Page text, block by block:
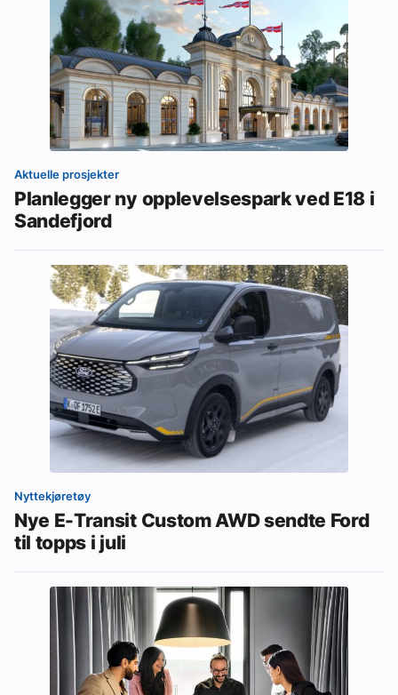
Aktuelle prosjekter
Planlegger ny opplevelsespark ved E18 i
Sandefjord
Nyttekjøretøy
Nye E-Transit Custom AWD sendte Ford
til topps i juli